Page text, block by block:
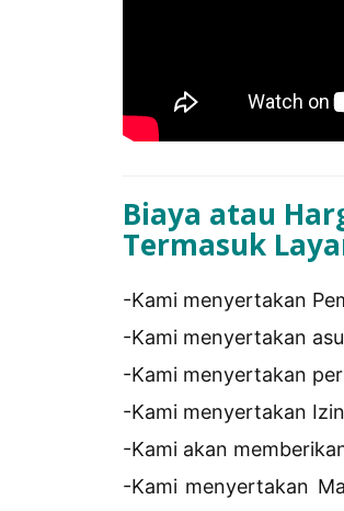
Biaya atau
Termasuk
-Kami menyertakan
-Kami menyertakan
-Kami menyertakan
-Kami menyertakan
-Kami akan
-Kami menyertakan